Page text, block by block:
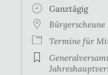
Ganztägig
Bürgerscheune
Termine für